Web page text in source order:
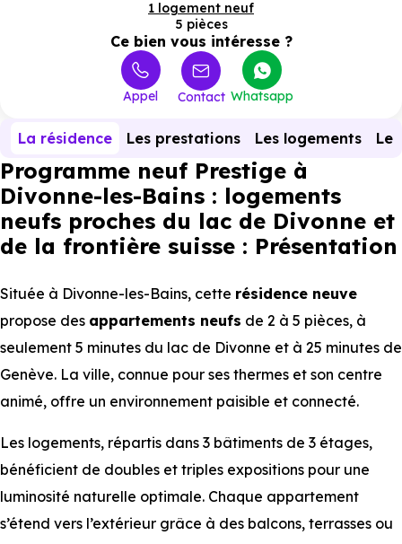
1 logement neuf
5 pièces
Ce bien vous intéresse ?
Appel Contact Whatsapp
La résidence Les prestations Les logements Le
Programme neuf Prestige à
Divonne-les-Bains : logements
neufs proches du lac de Divonne et
de la frontière suisse : Présentation
Située à Divonne-les-Bains, cette résidence neuve
propose des appartements neufs de 2 à 5 pièces, à
seulement 5 minutes du lac de Divonne et à 25 minutes de
Genève. La ville, connue pour ses thermes et son centre
animé, offre un environnement paisible et connecté.
Les logements, répartis dans 3 bâtiments de 3 étages,
bénéficient de doubles et triples expositions pour une
luminosité naturelle optimale. Chaque appartement
s’étend vers l’extérieur grâce à des balcons, terrasses ou